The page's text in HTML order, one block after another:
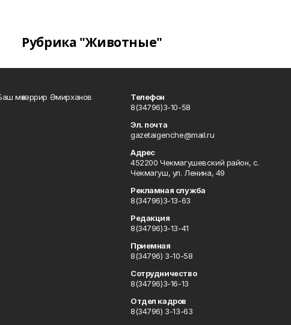
Рубрика "Животные"
мөхәррир Әмирханов
Телефон
8(34796)3-10-58
Эл. почта
gazetaigenche@mail.ru
Адрес
452200 Чекмагушевский район, с.
Чекмагуш, ул. Ленина, 49
Рекламная служба
8(34796)3-13-63
Редакция
8(34796)3-13-41
Приемная
8(34796) 3-10-58
Сотрудничество
8(34796)3-16-13
Отдел кадров
8(34796) 3-13-63